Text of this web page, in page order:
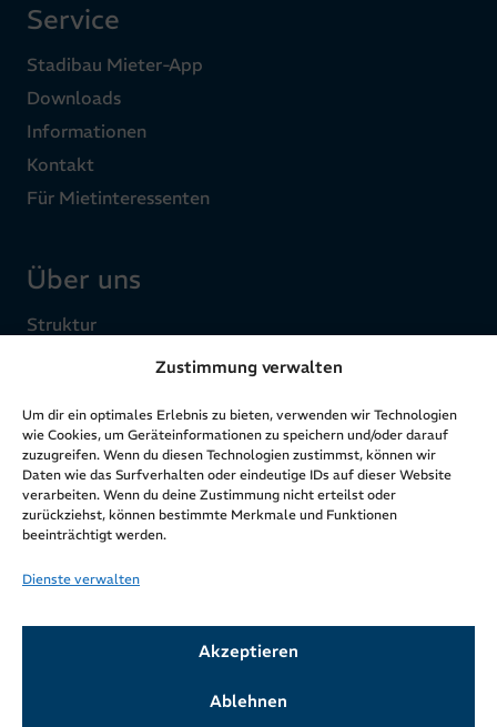
Zustimmung verwalten
Um dir ein optimales Erlebnis zu bieten, verwenden wir Technologien
wie Cookies, um Geräteinformationen zu speichern und/oder darauf
zuzugreifen. Wenn du diesen Technologien zustimmst, können wir
Daten wie das Surfverhalten oder eindeutige IDs auf dieser Website
verarbeiten. Wenn du deine Zustimmung nicht erteilst oder
zurückziehst, können bestimmte Merkmale und Funktionen
beeinträchtigt werden.
Dienste verwalten
Akzeptieren
Ablehnen
Service
Stadibau Mieter-App
Downloads
Informationen
Kontakt
Für Mietinteressenten
Über uns
Struktur
Geschichte & Entwicklung
Aktuelles
Rechtliches
Impressum
Cookie-Richtlinie (EU)